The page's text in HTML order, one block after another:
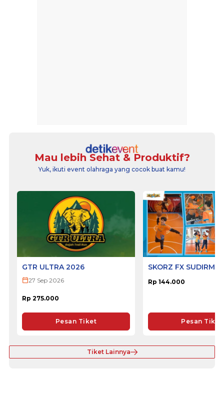
Mau lebih Sehat & Produktif?
Yuk, ikuti event olahraga yang cocok buat kamu!
GTR ULTRA 2026
27 Sep 2026
Rp 275.000
Pesan Tiket
SKORZ FX
Rp 144.000
Pesan Tiket
Tiket Lainnya